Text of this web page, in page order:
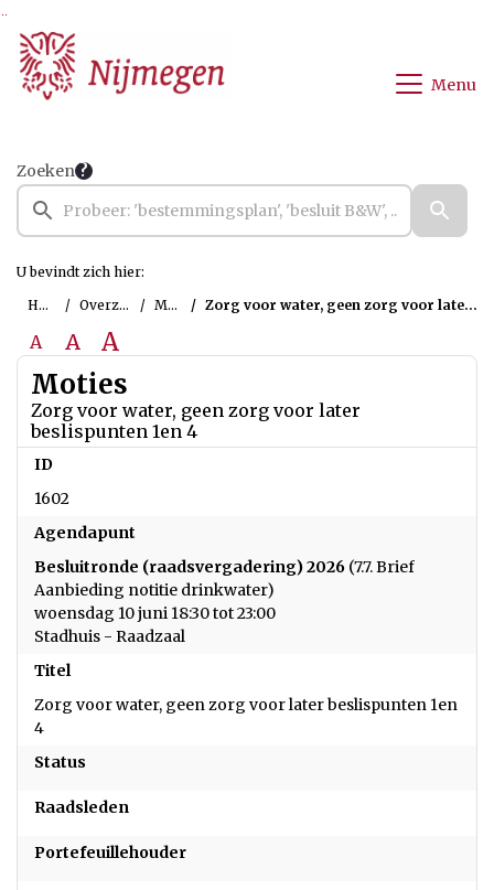
Menu
Zoeken
U bevindt zich hier:
Home
Overzichten Moties Zorg voor water, geen zorg voor later beslispunten 1en 4
A A A
Moties
Zorg voor water, geen zorg voor later
beslispunten 1en 4
ID
1602
Agendapunt
Besluitronde (raadsvergadering) 2026 (7.7. Brief
Aanbieding notitie drinkwater)
woensdag 10 juni 18:30 tot 23:00
Stadhuis - Raadzaal
Titel
Zorg voor water, geen zorg voor later beslispunten 1en
4
Status
Raadsleden
Portefeuillehouder